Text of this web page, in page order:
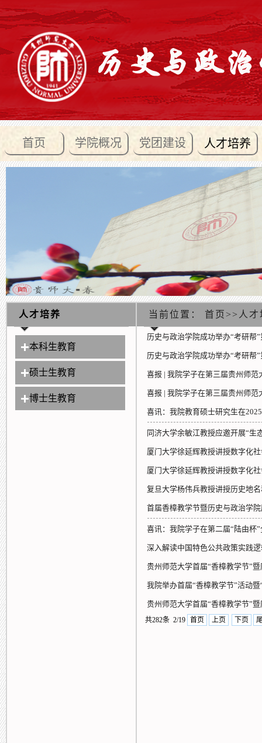
首页 学院概况 党团建设 人才培养
人才培养
本科生教育
硕士生教育
博士生教育
当前位置： 首页 >> 人
历史与政治学院成功举办“考研帮
历史与政治学院成功举办“考研帮
喜报 | 我院学子在第三届贵州师
喜报 | 我院学子在第三届贵州师
喜讯：我院教育硕士研究生在
同济大学余敏江教授应邀开展“生
厦门大学徐延辉教授讲授数字化
厦门大学徐延辉教授讲授数字化
复旦大学杨伟兵教授讲授历史地
首届香樟教学节暨历史与政治学
喜讯：我院学子在第二届“陆由杯
深入解读中国特色公共政策实践
贵州师范大学首届“香樟教学节”
我院举办首届“香樟教学节”活动
贵州师范大学首届“香樟教学节”
共282条 2/19 首页 上页 下页